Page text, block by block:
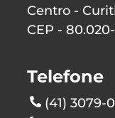
Centro -
CEP -
Telefone
(41) 3079-